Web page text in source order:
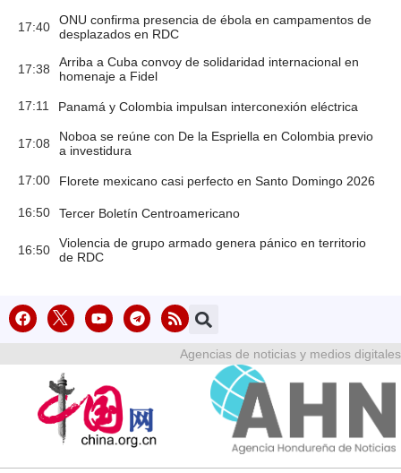
17:40
ONU confirma presencia de ébola en campamentos de
desplazados en RDC
17:38
Arriba a Cuba convoy de solidaridad internacional en
homenaje a Fidel
17:11 Panamá y Colombia impulsan interconexión eléctrica
17:08
Noboa se reúne con De la Espriella en Colombia previo
a investidura
17:00 Florete mexicano casi perfecto en Santo Domingo 2026
16:50 Tercer Boletín Centroamericano
16:50
Violencia de grupo armado genera pánico en territorio
de RDC
Agencias de noticias y medios digitales